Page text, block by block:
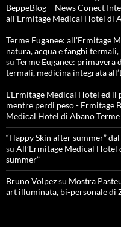
BeppeBlog – News Conect
all’Ermitage Medical Hotel di
Terme Euganee: all’Ermitage
natura, acqua e fanghi
su Terme Euganee: primavera
termali, medicina integrata
L'Ermitage Medical Hotel ed il
mentre perdi peso - Ermitage
Medical Hotel di Abano Terme
“Happy Skin after summer”
su All’Ermitage Medical Hotel
summer”
Bruno Volpezsu Mostra
art illuminata, bi-personale di